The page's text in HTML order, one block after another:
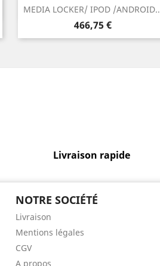
MEDIA LOCKER/ IPOD /
Prix
466,75 €
Aperçu rapide
Livraison rapide
NOTRE SOCIÉTÉ
Livraison
Mentions légales
CGV
A propos